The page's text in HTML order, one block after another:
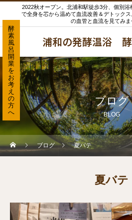
2022秋オープン。北浦和駅徒歩3分、個別
で全身を芯から温めて血流改善＆デトック
の血管と血流を見てみま
浦和の発酵温浴
ブログ
BLOG
ブログ 夏バテ
夏バテ
酵
素
風
呂
開
業
を
お
考
え
の
方
へ